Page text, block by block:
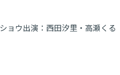
ョウ出演： 西田汐里・高瀬くる